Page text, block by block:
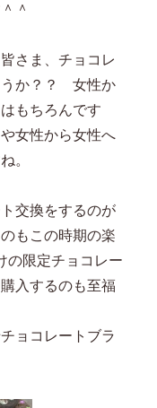
＾
さま、チョコレ
うか？？ 女性か
もちろんです
女性から女性へ
。
交換をするのが
もこの時期の楽
の限定チョコレー
入するのも至福
ョコレートブラ